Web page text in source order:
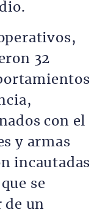
32
con el
y armas
incautadas
se
un